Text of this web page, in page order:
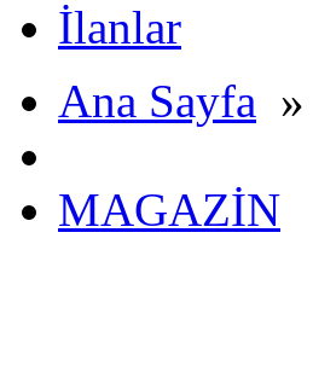
İlanlar
Ana Sayfa »
MAGAZİN